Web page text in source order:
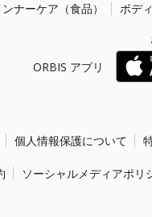
ナーケア（食品） ボデ
ORBIS アプリ
個人情報保護について
ソーシャルメディアポリ